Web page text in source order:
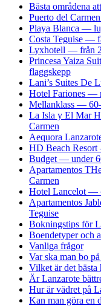
Bästa områdena
Puerto del
Playa Blanca —
Costa Teguise —
Lyxhotell — från
Princesa Yaiza
flaggskepp
Lani’s Suites De
Hotel Fariones —
Mellanklass —
La Isla y El Mar
Carmen
Aequora
HD Beach Resort
Budget — under
Apartamentos
Carmen
Hotel Lancelot —
Apartamentos
Teguise
Bokningstips för
Boendetyper och
Vanliga frågor
Var ska man bo
Vilket är det
Är Lanzarote
Hur är vädret på
Kan man göra en